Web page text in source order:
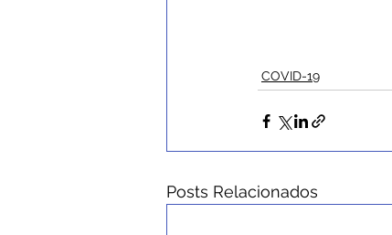
COVID-19
Posts Relacionados